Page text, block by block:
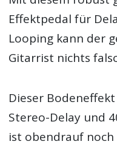
Effektpedal für
Looping kann der
Gitarrist nichts
Dieser
Stereo-Delay und
ist obendrauf